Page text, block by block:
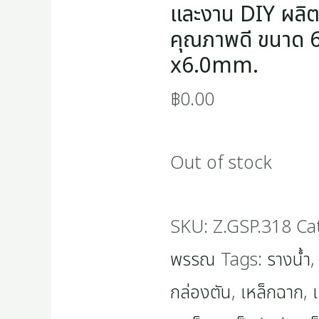
และงาน DIY ผลิ
คุณภาพดี ขนาด
x6.0mm.
฿0.00
Out of stock
SKU: Z.GSP.318
พรรณ Tags: รางน้ำ,
กล่องตัน, เหล็กฉาก,